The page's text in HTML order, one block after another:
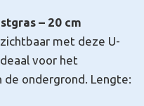
– 20 cm
met deze U-
voor het
ondergrond. Lengte: